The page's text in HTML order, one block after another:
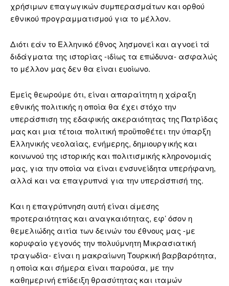
χρήσιμων επαγωγικών συμπερασμάτων και ορθού
εθνικού προγραμματισμού για το μέλλον.
Διότι εάν το Ελληνικό έθνος λησμονεί και αγνοεί τά
διδάγματα της ιστορίας -ιδίως τα επώδυνα- ασφαλώς
το μέλλον μας δεν θα είναι ευοίωνο.
Εμείς θεωρούμε ότι, είναι απαραίτητη η χάραξη
εθνικής πολιτικής η οποία θα έχει στόχο την
υπεράσπιση της εδαφικής ακεραιότητας της Πατρίδας
μας και μια τέτοια πολιτική προϋποθέτει την ύπαρξη
Ελληνικής νεολαίας, ενήμερης, δημιουργικής και
κοινωνού της ιστορικής και πολιτισμικής κληρονομιάς
μας, για την οποία να είναι ενσυνείδητα υπερήφανη,
αλλά και να επαγρυπνά για την υπεράσπισή της.
Και η επαγρύπνηση αυτή είναι άμεσης
προτεραιότητας και αναγκαιότητας, εφ’ όσον η
θεμελιώδης αιτία των δεινών του έθνους μας -με
κορυφαίο γεγονός την πολυύμνητη Μικρασιατική
τραγωδία- είναι η μακραίωνη Τουρκική βαρβαρότητα,
η οποία και σήμερα είναι παρούσα, με την
καθημερινή επίδειξη θρασύτητας και ιταμών